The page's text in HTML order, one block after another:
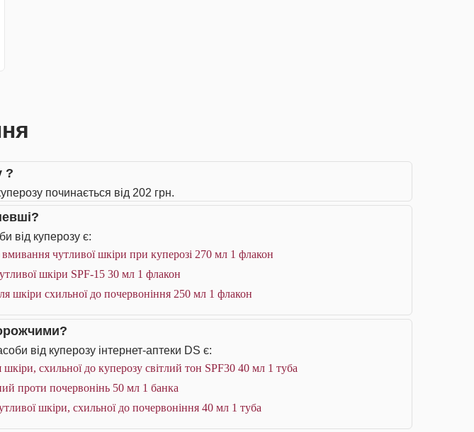
?
починається від 202 грн.
від куперозу є:
чутливої шкіри при куперозі 270 мл 1 флакон
шкіри SPF-15 30 мл 1 флакон
шкіри схильної до почервоніння 250 мл 1 флакон
від куперозу інтернет-аптеки DS є:
схильної до куперозу світлий тон SPF30 40 мл 1 туба
проти почервонінь 50 мл 1 банка
шкіри, схильної до почервоніння 40 мл 1 туба